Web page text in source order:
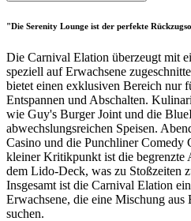
"Die Serenity Lounge ist der perfekte
Die Carnival Elation überzeugt mit
speziell auf Erwachsene
bietet einen exklusiven Bereich nur
Entspannen und Abschalten.
wie Guy's Burger Joint und die
abwechslungsreichen Speisen.
Casino und die Punchliner Comedy
kleiner Kritikpunkt ist die begrenzte
dem Lido-Deck, was zu Stoßzeiten
Insgesamt ist die Carnival Elation
Erwachsene, die eine Mischung
suchen.